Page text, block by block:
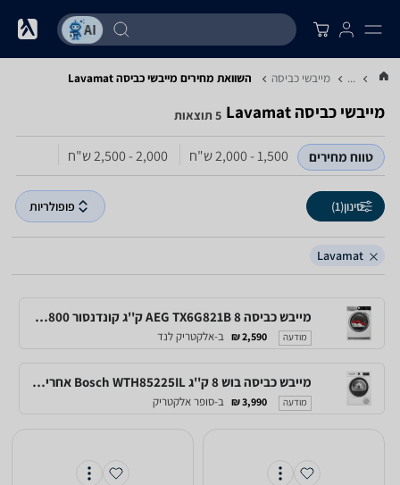
... מייבשי כביסה השוואת מחירים מייבשי כביסה ‏Lavamat
מייבשי כביסה ‏Lavamat 5 תוצאות
טווח מחירים 1,500 - 2,000‏ ש"ח 2,000 - 2,500‏ ש"ח
סינון(1) פופולריות
Lavamat
מייבש כביסה AEG TX6G821B 8 ק''ג קונדנסור 2800 וואט
מודעה 2,590 ₪ ב-אלקטריק לנד
מייבש כביסה בוש 8 ק''ג Bosch WTH85225IL אחריות VIP מורחבת יבואן רשמי BSH
מודעה 3,990 ₪ ב-סופר אלקטריק